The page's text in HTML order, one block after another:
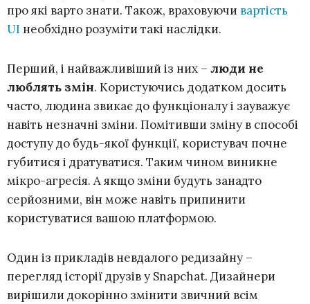
про які варто знати. Також, враховуючи вартість
UI необхідно розуміти такі наслідки.
Перший, і найважливіший із них – люди не
люблять змін. Користуючись додатком досить
часто, людина звикає до функціоналу і зауважує
навіть незначні зміни. Помітивши зміну в способі
доступу до будь-якої функції, користувач почне
губитися і дратуватися. Таким чином виникне
мікро-агресія. А якщо зміни будуть занадто
серйозними, він може навіть припинити
користуватися вашою платформою.
Один із прикладів невдалого редизайну –
перегляд історії друзів у Snapchat. Дизайнери
вирішили докорінно змінити звичний всім